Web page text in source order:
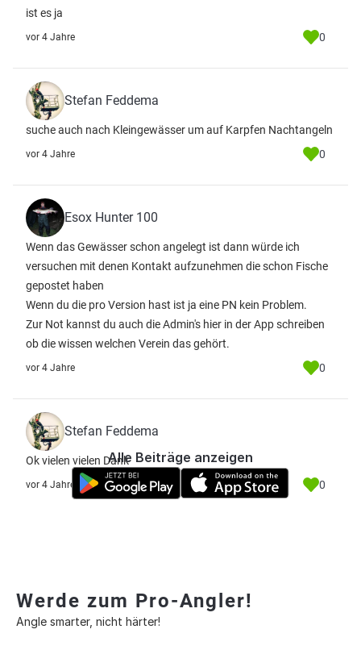
ist es ja
vor 4 Jahre 0
Stefan Feddema
suche auch nach Kleingewässer um auf Karpfen Nachtangeln
vor 4 Jahre 0
Esox Hunter 100
Wenn das Gewässer schon angelegt ist dann würde ich
versuchen mit denen Kontakt aufzunehmen die schon Fische
gepostet haben
Wenn du die pro Version hast ist ja eine PN kein Problem.
Zur Not kannst du auch die Admin's hier in der App schreiben
ob die wissen welchen Verein das gehört.
vor 4 Jahre 0
Stefan Feddema
Ok vielen vielen Dank
vor 4 Jahre 0
Alle Beiträge anzeigen
Werde zum Pro-Angler!
Angle smarter, nicht härter!